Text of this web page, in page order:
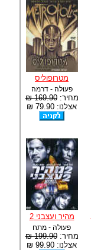
מטרופוליס
פעולה - דרמה
מחיר:169.90 ₪
אצלנו: 79.90 ₪
מהיר ועצבני 2
פעולה - מתח
מחיר:199.90 ₪
אצלנו: 99.90 ₪